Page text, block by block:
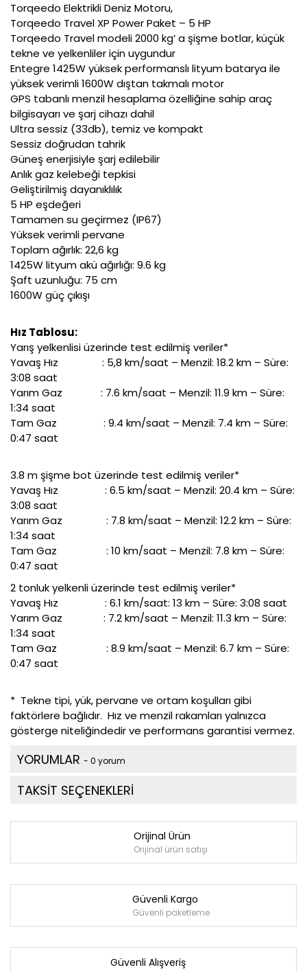
Torqeedo Elektrikli Deniz Motoru,
Torqeedo Travel XP Power Paket – 5 HP
Torqeedo Travel modeli 2000 kg’ a şişme botlar, küçük
tekne ve yelkenliler için uygundur
Entegre 1425W yüksek performanslı lityum batarya ile
yüksek verimli 1600W dıştan takmalı motor
GPS tabanlı menzil hesaplama özelliğine sahip araç
bilgisayarı ve şarj cihazı dahil
Ultra sessiz (33db), temiz ve kompakt
Sessiz doğrudan tahrik
Güneş enerjisiyle şarj edilebilir
Anlık gaz kelebeği tepkisi
Geliştirilmiş dayanıklılık
5 HP eşdeğeri
Tamamen su geçirmez (IP67)
Yüksek verimli pervane
Toplam ağırlık: 22,6 kg
1425W lityum akü ağırlığı: 9.6 kg
Şaft uzunluğu: 75 cm
1600W güç çıkışı
Hız Tablosu:
Yarış yelkenlisi üzerinde test edilmiş veriler*
Yavaş Hız : 5,8 km/saat – Menzil: 18.2 km – Süre:
3:08 saat
Yarım Gaz
: 7.6 km/saat – Menzil: 11.9 km – Süre:
1:34 saat
Tam Gaz : 9.4 km/saat – Menzil: 7.4 km – Süre:
0:47 saat
3.8 m şişme bot üzerinde test edilmiş veriler*
Yavaş Hız : 6.5 km/saat – Menzil: 20.4 km – Süre:
3:08 saat
Yarım Gaz
: 7.8 km/saat – Menzil: 12.2 km – Süre:
1:34 saat
Tam Gaz : 10 km/saat – Menzil: 7.8 km – Süre:
0:47 saat
2 tonluk yelkenli üzerinde test edilmiş veriler*
Yavaş Hız : 6.1 km/saat: 13 km – Süre: 3:08 saat
Yarım Gaz : 7.2 km/saat – Menzil: 11.3 km – Süre:
1:34 saat
Tam Gaz : 8.9 km/saat – Menzil: 6.7 km – Süre:
0:47 saat
* Tekne tipi, yük, pervane ve ortam koşulları gibi
faktörlere bağlıdır. Hız ve menzil rakamları yalnızca
gösterge niteliğindedir ve performans garantisi vermez.
YORUMLAR - 0 yorum
TAKSİT SEÇENEKLERİ
Orijinal Ürün
Orijinal ürün satışı
Güvenli Kargo
Güvenli paketleme
Güvenli Alışveriş